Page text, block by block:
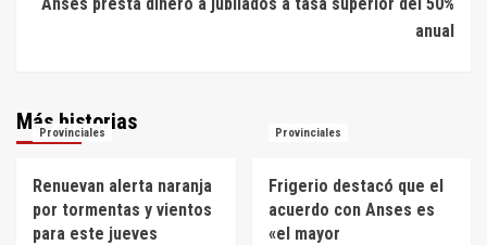
anual
Más historias
Provinciales
Renuevan alerta naranja
por tormentas y vientos
para este jueves
Provinciales
Frigerio destacó que el
acuerdo con Anses es
«el mayor